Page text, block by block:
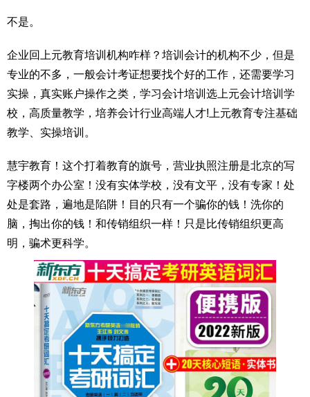
不是。
企业回上元教育培训机构咋样？培训会计的机构不少，但是
专业的不多，一般会计考证想要找个好的工作，还需要学习
实操，真实账户操作之类，学习会计培训选上元会计培训学
校，高质量教学，培养会计行业高端人才!上元教育专注基础
教学、实操培训。
慧宇教育！这个打着教育的旗号，营业执照注册是北京的写
字楼两个办公室！没有实体学校，没有文平，没有专家！处
处是套路，遍地是陷阱！目的只有一个骗你的钱！洗你的
脑，掏出你的钱！和传销组织一样！只是比传销组织更高
明，骗术更科学。